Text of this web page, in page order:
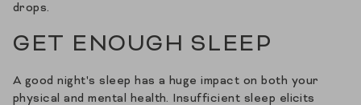
drops.
GET ENOUGH SLEEP
A good night's sleep has a huge impact on both your
physical and mental health. Insufficient sleep elicits